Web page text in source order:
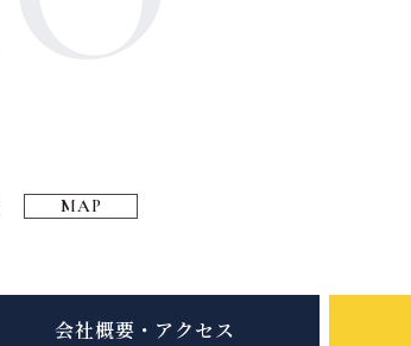
MAP
会社概要・アクセス